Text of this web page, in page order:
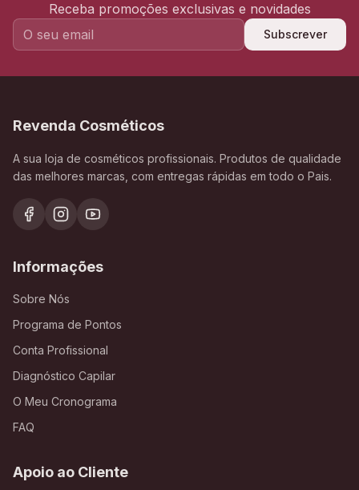
Receba promoções exclusivas e novidades
Subscrever
Revenda Cosméticos
A sua loja de cosméticos profissionais. Produtos de qualidade
das melhores marcas, com entregas rápidas em todo o Pais.
Informações
Sobre Nós
Programa de Pontos
Conta Profissional
Diagnóstico Capilar
O Meu Cronograma
FAQ
Apoio ao Cliente